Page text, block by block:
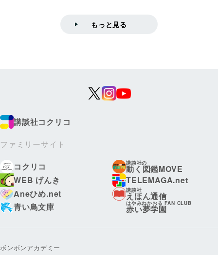
もっと見る
講談社コクリコ
ファミリーサイト
コクリコ
講談社の
動く図鑑MOVE
WEB げんき
TELEMAGA.net
Aneひめ.net
講談社
えほん通信
青い鳥文庫
はやみねかおる FAN CLUB
赤い夢学園
ボンボンアカデミー